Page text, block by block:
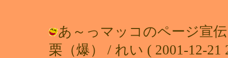
あ～っマッコのページ宣
栗（爆） / れい ( 2001-12-21